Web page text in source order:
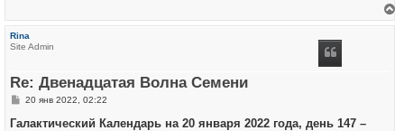
Rina
Site Admin
Re: Двенадцатая Волна Семени
С
о
20 янв 2022, 02:22
Галактический Календарь на 20 января 2022 года, день 147 –